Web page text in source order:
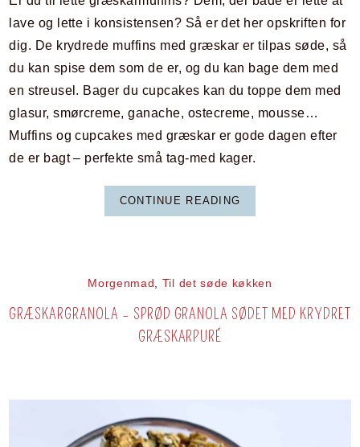
lave og lette i konsistensen? Så er det her opskriften for
dig. De krydrede muffins med græskar er tilpas søde, så
du kan spise dem som de er, og du kan bage dem med
en streusel. Bager du cupcakes kan du toppe dem med
glasur, smørcreme, ganache, ostecreme, mousse…
Muffins og cupcakes med græskar er gode dagen efter
de er bagt – perfekte små tag-med kager.
CONTINUE READING
Morgenmad Til det søde køkken
GRÆSKARGRANOLA – SPRØD GRANOLA SØDET MED KRYDRET
GRÆSKARPURÉ